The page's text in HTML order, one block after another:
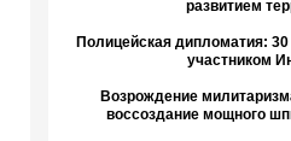
развитием
Полицейская дипломатия:
участником
Возрождение
воссоздание мощного